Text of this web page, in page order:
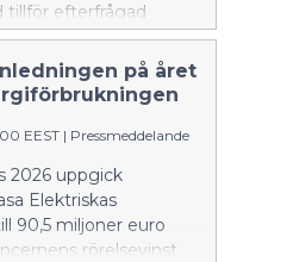
tillför efterfrågad
Vasa
som en del av
med EPV Energi i
i
Med hjälp av
olika störningar och
på året
EEST | Pressmeddelande
2026 uppgick
Elektriskas
90,5 miljoner euro
rörelsevinst